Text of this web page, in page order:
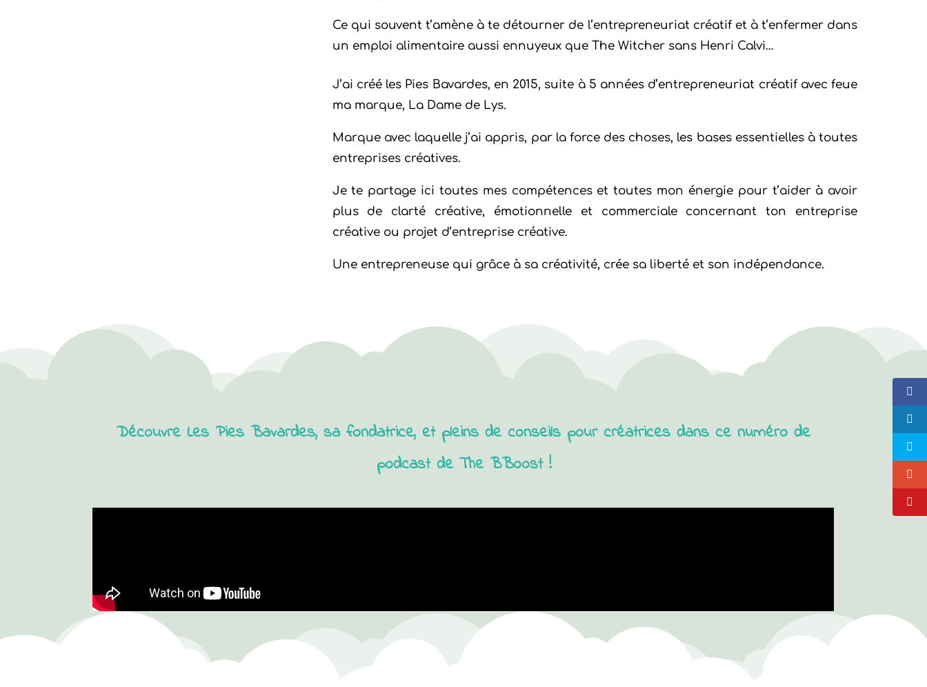
Ce qui souvent t’amène à te détourner de l’entrepreneuriat créatif et à t’enfermer dans
un emploi alimentaire aussi ennuyeux que The Witcher sans Henri Calvi…
J’ai créé les Pies Bavardes, en 2015, suite à 5 années d’entrepreneuriat créatif avec feue
ma marque, La Dame de Lys.
Marque avec laquelle j’ai appris, par la force des choses, les bases essentielles à toutes
entreprises créatives.
Je te partage ici toutes mes compétences et toutes mon énergie pour t’aider à avoir
plus de clarté créative, émotionnelle et commerciale concernant ton entreprise
créative ou projet d’entreprise créative.
Une entrepreneuse qui grâce à sa créativité, crée sa liberté et son indépendance.
Découvre Les Pies Bavardes, sa fondatrice, et pleins de conseils pour créatrices dans ce numéro de
podcast de The BBoost !